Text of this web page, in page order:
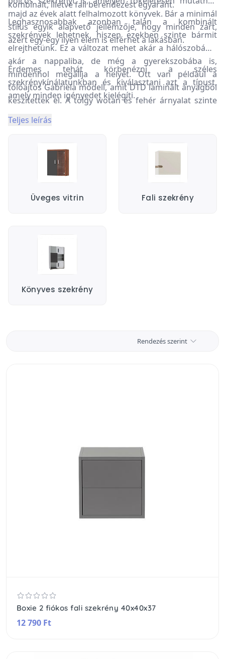
kombinált, illetve fali berendezést egyaránt.
majd az évek alatt felhalmozott könyvek. Bár a minimál
stílus egyik alapvető jellemzője, hogy minden zárt,
azért egy-egy ilyen elem is elférhet a lakásban.
Leghasznosabbak azonban talán a kombinált
szekrények lehetnek, hiszen ezekben szinte bármit
elrejthetünk. Ez a változat mehet akár a hálószobába,
akár a nappaliba, de még a gyerekszobába is,
mindenhol megállja a helyét. Ott van például a
tolóajtós Gabriela modell, amit DTD laminált anyagból
készítettek el. A tölgy wotan és fehér árnyalat szinte
egy modernebb, akár egy klasszikusabb lakásba
Érdemes tehát körbenézni a széles
szekrénykínálatunkban és kiválasztani azt a típust,
amely minden igényedet kielégíti.
Teljes leírás
Üveges vitrin Fali szekrény
Könyves szekrény
Rendezés szerint
Boxie 2 fiókos fali szekrény 40x40x37
12 790 Ft